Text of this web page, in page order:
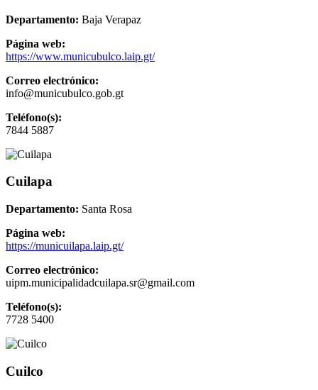
Departamento: Baja Verapaz
Página web:
https://www.municubulco.laip.gt/
Correo electrónico:
info@municubulco.gob.gt
Teléfono(s):
7844 5887
Cuilapa
Departamento: Santa Rosa
Página web:
https://municuilapa.laip.gt/
Correo electrónico:
uipm.municipalidadcuilapa.sr@gmail.com
Teléfono(s):
7728 5400
Cuilco